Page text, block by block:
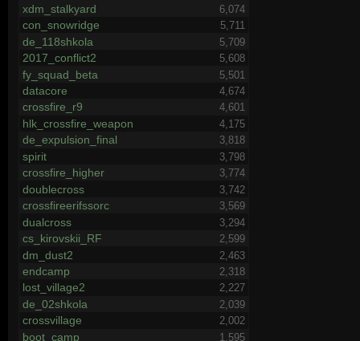
xdm_stalkyard 6,074
con_snowridge 5,711
de_118shkola 5,709
2017_conflict2 5,608
fy_squad_beta 5,501
datacore 4,674
crossfire_r9 4,601
hlk_crossfire_weapon 4,175
de_expulsion_final 3,818
spirit 3,798
crossfire_higher 3,774
doublecross 3,742
crossfireerifssorc 3,569
dualcross 3,294
cs_kirovskii_RF 2,599
dm_dust2 2,463
endcamp 2,318
lost_village2 2,227
de_02shkola 2,039
crossvillage 2,002
boot_camp 1,595